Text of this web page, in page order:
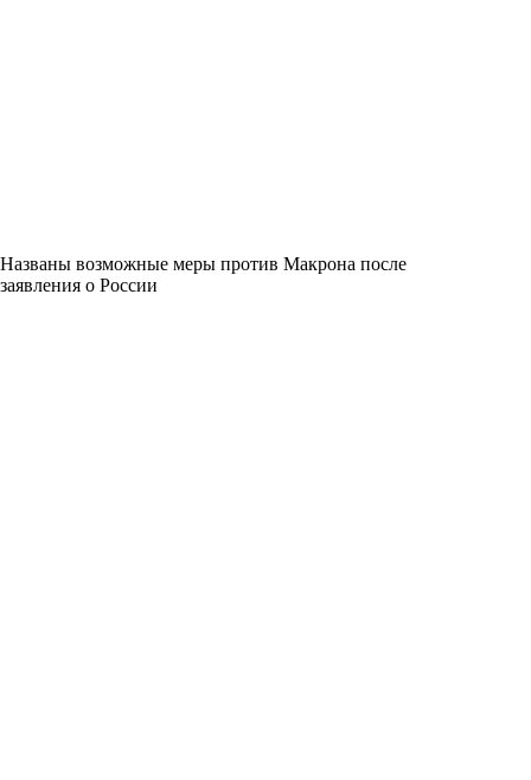
Названы возможные меры против Макрона после
заявления о России